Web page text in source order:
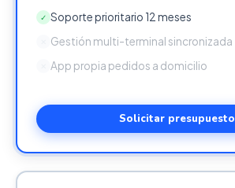
✓ Soporte prioritario 12 meses
Gestión multi-terminal sincronizada
App propia pedidos a domicilio
Solicitar presupuesto